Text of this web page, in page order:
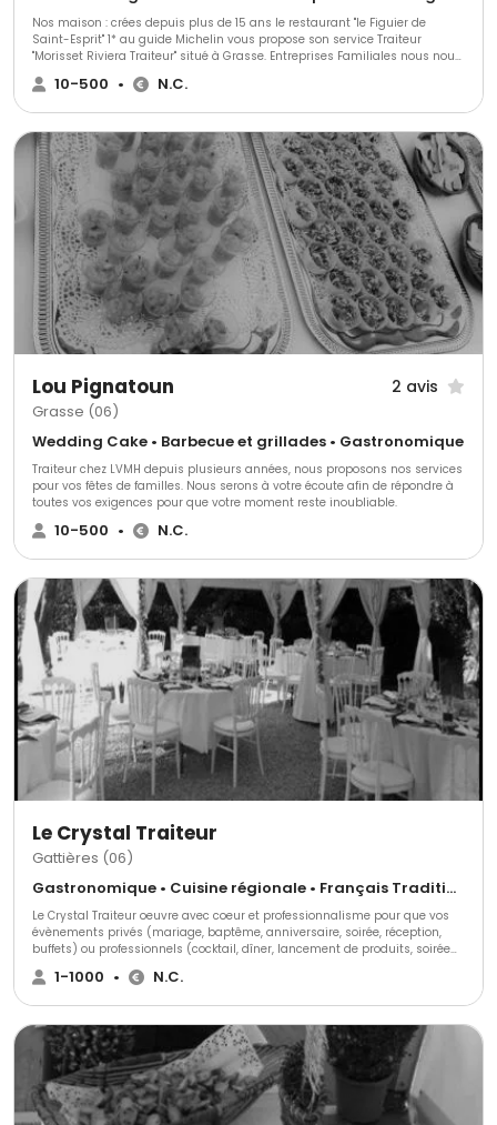
Nos maison : crées depuis plus de 15 ans le restaurant "le Figuier de
Saint-Esprit" 1* au guide Michelin vous propose son service Traiteur
"Morisset Riviera Traiteur" situé à Grasse. Entreprises Familiales nous nous
engageons à faire de vos événements des souvenirs uniques aux saveurs
uniques et inoubliables pour vous et vos invités. Notre service traiteur est
vos aspirations, nous pouvons vous proposer plusieurs formules au choix
qui restent entièrement personnalisables.
10-500 • N.C.
Lou Pignatoun 2 avis
Grasse (06)
Wedding Cake • Barbecue et grillades • Gastronomique
Traiteur chez LVMH depuis plusieurs années, nous proposons nos services
pour vos fêtes de familles. Nous serons à votre écoute afin de répondre à
toutes vos exigences pour que votre moment reste inoubliable.
10-500 • N.C.
Le Crystal Traiteur
Gattières (06)
Gastronomique • Cuisine régionale • Français Traditionnel
Le Crystal Traiteur oeuvre avec coeur et professionnalisme pour que vos
évènements privés (mariage, baptême, anniversaire, soirée, réception,
buffets) ou professionnels (cocktail, dîner, lancement de produits, soirée
de fin d'année, salon?) soient une totale réussite et reste un souvenir
inoubliable pour vos invités et vous même. Nous sélectionnons ensemble
dans le plus pur respect du thème ou de l'identité souhaité pour votre
événement. De la prestation classique, jusqu'aux tendances du moment,
nous déclinons toutes vos envies culinaires avec le plus grand soin afin
de créer ensemble un moment unique incluant si vous le souhaitez une
animation culinaire en live.
1-1000 • N.C.